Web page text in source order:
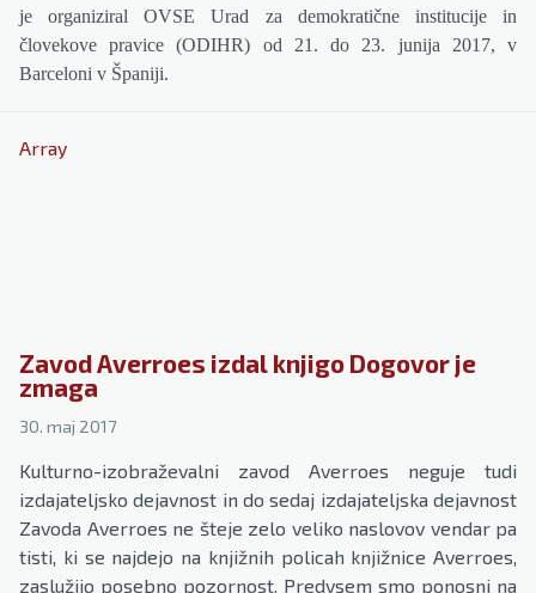
je organiziral OVSE Urad za demokratične institucije in
človekove pravice (ODIHR) od 21. do 23. junija 2017, v
Barceloni v Španiji.
Array
Zavod Averroes izdal knjigo Dogovor je
zmaga
30. maj 2017
Kulturno-izobraževalni zavod Averroes neguje tudi
izdajateljsko dejavnost in do sedaj izdajateljska dejavnost
Zavoda Averroes ne šteje zelo veliko naslovov vendar pa
tisti, ki se najdejo na knjižnih policah knjižnice Averroes,
zaslužijo posebno pozornost. Predvsem smo ponosni na